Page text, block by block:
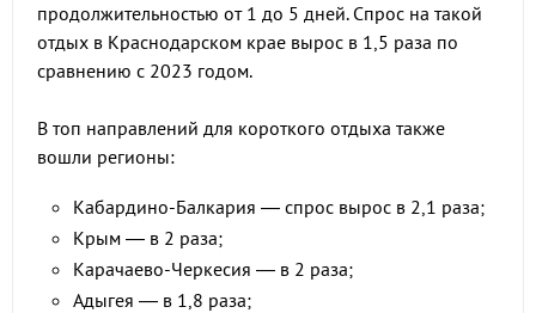
продолжительностью от 1 до 5 дней. Спрос на такой
отдых в Краснодарском крае вырос в 1,5 раза по
сравнению с 2023 годом.
В топ направлений для короткого отдыха также
вошли регионы:
Кабардино-Балкария — спрос вырос в 2,1 раза;
Крым — в 2 раза;
Карачаево-Черкесия — в 2 раза;
Адыгея — в 1,8 раза;